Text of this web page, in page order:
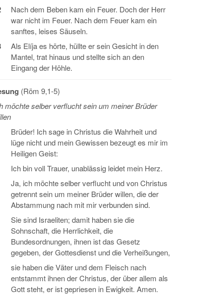
Nach dem Beben kam ein Feuer. Doch der Herr
war nicht im Feuer. Nach dem Feuer kam ein
sanftes, leises Säuseln.
Als Elíja es hörte, hüllte er sein Gesicht in den
Mantel, trat hinaus und stellte sich an den
Eingang der Höhle.
(Röm 9,1-5)
möchte selber verflucht sein um meiner Brüder
Brüder! Ich sage in Christus die Wahrheit und
lüge nicht und mein Gewissen bezeugt es mir im
Heiligen Geist:
Ich bin voll Trauer, unablässig leidet mein Herz.
Ja, ich möchte selber verflucht und von Christus
getrennt sein um meiner Brüder willen, die der
Abstammung nach mit mir verbunden sind.
Sie sind Israeliten; damit haben sie die
Sohnschaft, die Herrlichkeit, die
Bundesordnungen, ihnen ist das Gesetz
gegeben, der Gottesdienst und die Verheißungen,
sie haben die Väter und dem Fleisch nach
entstammt ihnen der Christus, der über allem als
Gott steht, er ist gepriesen in Ewigkeit. Amen.